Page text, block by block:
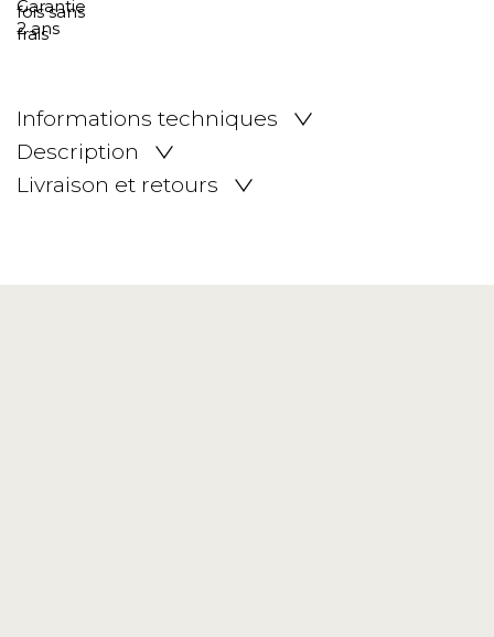
Informations techniques
Description
Livraison et retours